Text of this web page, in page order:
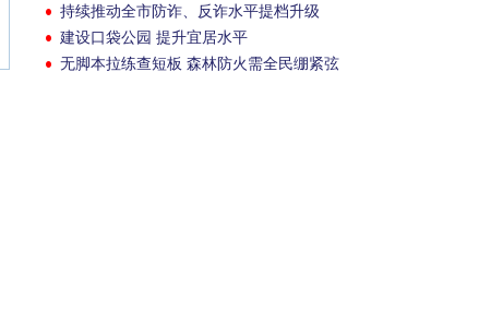
群众
持续推动全市防诈、反诈水平提档升级
建设口袋公园 提升宜居水平
无脚本拉练查短板 森林防火需全民绷紧弦